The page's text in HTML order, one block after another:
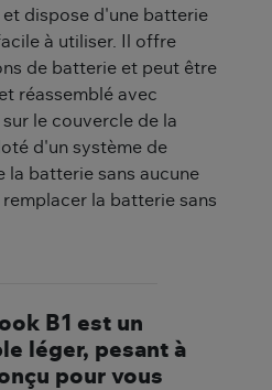
dispose d'une batterie
à utiliser. Il offre
de batterie et peut être
réassemblé avec
le couvercle de la
d'un système de
la batterie sans aucune
la batterie sans
B1 est un
léger, pesant à
pour vous